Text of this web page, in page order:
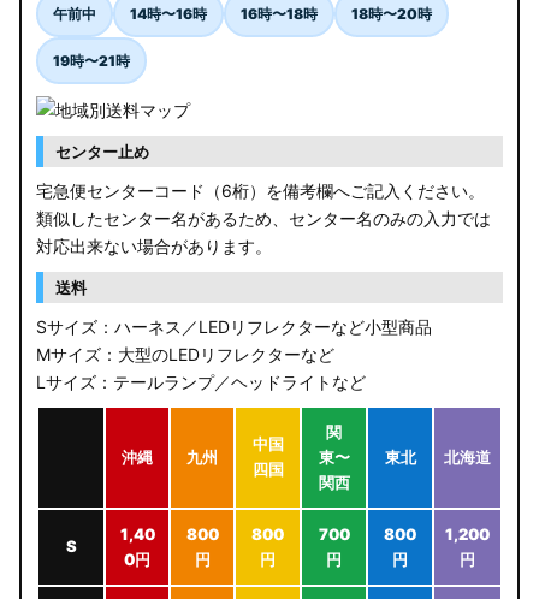
午前中 14時〜16時 16時〜18時 18時〜20時
19時〜21時
センター止め
宅急便センターコード（6桁）を備考欄へご記入ください。
類似したセンター名があるため、センター名のみの入力では
対応出来ない場合があります。
送料
Sサイズ：ハーネス／LEDリフレクターなど小型商品
Mサイズ：大型のLEDリフレクターなど
Lサイズ：テールランプ／ヘッドライトなど
沖縄 九州
中国
四国
関
東〜
関西
東北 北海道
S
1,40
0円
800
円
800
円
700
円
800
円
1,200
円